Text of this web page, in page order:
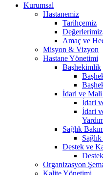
Kurumsal
Hastanemiz
Tarihçemiz
Değerlerimiz
Amaç ve
Misyon & Vizyon
Hastane Yönetimi
Başhekimlik
İdari ve
İdari
İdari
Sağlık
Destek ve
Organizasyon
Kalite Yönetimi